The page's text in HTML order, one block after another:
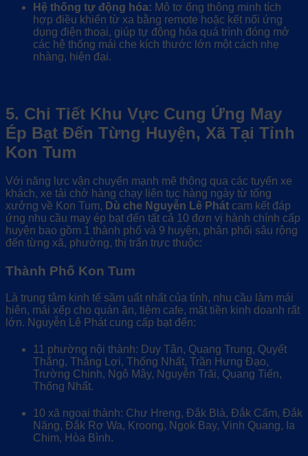
Hệ thống tự động hóa: Mô tơ ống thông minh tích
hợp điều khiển từ xa bằng remote hoặc kết nối ứng
dụng điện thoại, giúp tự động hóa quá trình đóng mở
các hệ thống mái che kích thước lớn một cách nhẹ
nhàng, hiện đại.
5. Chi Tiết Khu Vực Cung Ứng May
Ép Bạt Đến Từng Huyện, Xã Tại Tỉnh
Kon Tum
Với năng lực vận chuyển mạnh mẽ thông qua các tuyến xe
khách, xe tải chở hàng chạy liên tục hàng ngày từ tổng
xưởng về Kon Tum, Dù che Nguyễn Lê Phát cam kết đáp
ứng nhu cầu may ép bạt đến tất cả 10 đơn vị hành chính cấp
huyện bao gồm 1 thành phố và 9 huyện, phân phối sâu rộng
đến từng xã, phường, thị trấn trực thuộc:
Thành Phố Kon Tum
Là trung tâm kinh tế sầm uất nhất của tỉnh, nhu cầu làm mái
hiên, mái xếp cho quán ăn, tiệm cafe, mặt tiền kinh doanh rất
lớn. Nguyễn Lê Phát cung cấp bạt đến:
11 phường nội thành: Duy Tân, Quang Trung, Quyết
Thắng, Thắng Lợi, Thống Nhất, Trần Hưng Đạo,
Trường Chinh, Ngô Mây, Nguyễn Trãi, Quang Tiến,
Thống Nhất.
10 xã ngoại thành: Chư Hreng, Đắk Blà, Đắk Cấm, Đắk
Năng, Đắk Rơ Wa, Kroong, Ngọk Bay, Vinh Quang, Ia
Chim, Hòa Bình.